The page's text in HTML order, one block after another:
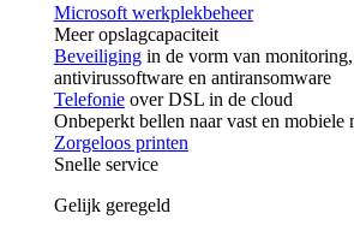
Microsoft werkplekbeheer
Meer opslagcapaciteit
Beveiligingin de vorm van monitoring,
antivirussoftware en antiransomware
Telefonieover DSL in de cloud
Onbeperkt bellen naar vast en mobiele
Zorgeloos printen
Snelle service
Gelijk geregeld